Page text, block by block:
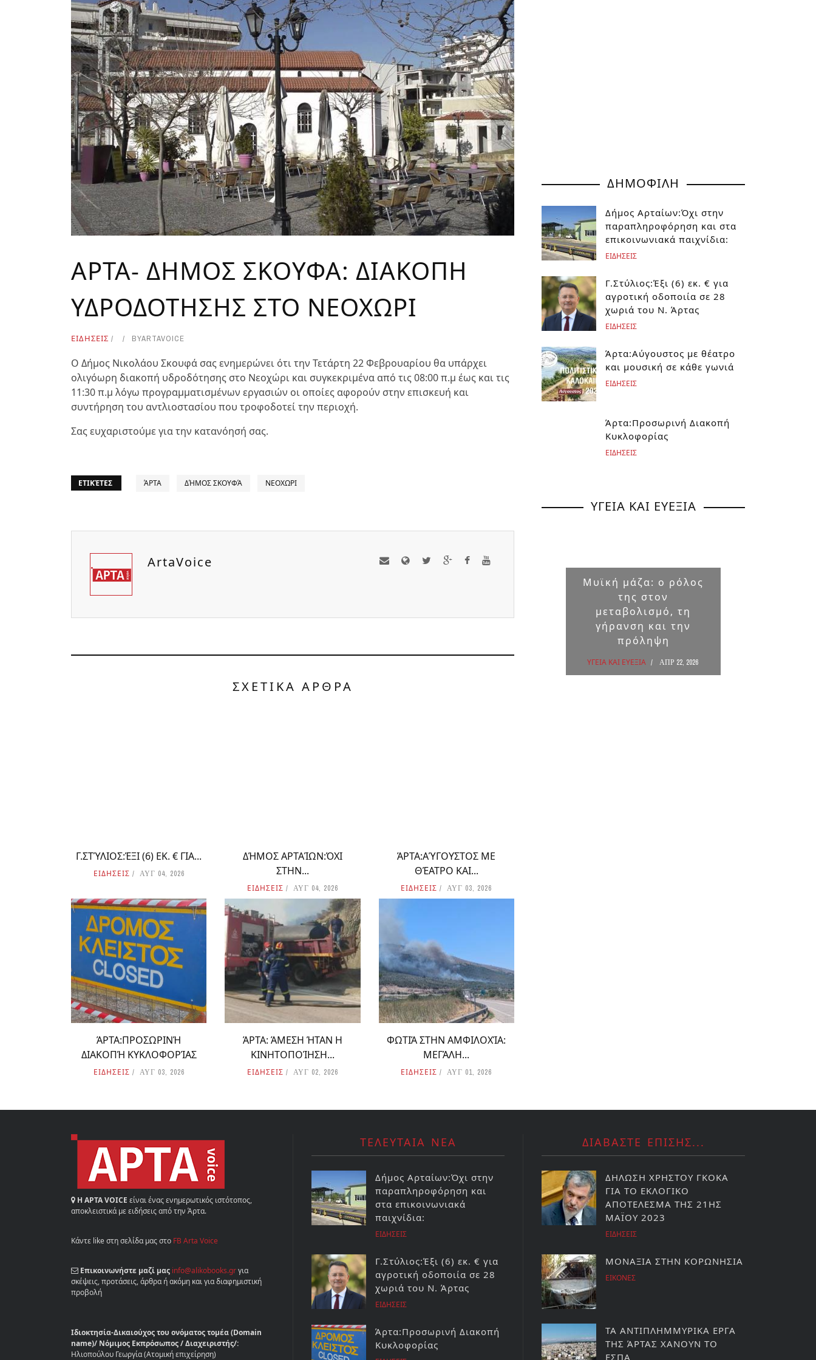
ΑΡΤΑ- ΔΗΜΟΣ ΣΚΟΥΦΑ: ΔΙΑΚΟΠΗ
ΥΔΡΟΔΟΤΗΣΗΣ ΣΤΟ ΝΕΟΧΩΡΙ
ΕΙΔΗΣΕΙΣ BYARTAVOICE
Ο Δήμος Νικολάου Σκουφά σας ενημερώνει ότι την Τετάρτη 22 Φεβρουαρίου θα υπάρχει
ολιγόωρη διακοπή υδροδότησης στο Νεοχώρι και συγκεκριμένα από τις 08:00 π.μ έως και τις
11:30 π.μ λόγω προγραμματισμένων εργασιών οι οποίες αφορούν στην επισκευή και
συντήρηση του αντλιοστασίου που τροφοδοτεί την περιοχή.
Σας ευχαριστούμε για την κατανόησή σας.
ΕΤΙΚΈΤΕΣ ΆΡΤΑ ΔΉΜΟΣ ΣΚΟΥΦΆ ΝΕΟΧΩΡΙ
ArtaVoice
ΣΧΕΤΙΚΑ ΑΡΘΡΑ
Γ.ΣΤΎΛΙΟΣ:ΈΞΙ (6) ΕΚ. € ΓΙΑ...
ΕΙΔΗΣΕΙΣ ΑΥΓ 04, 2026
ΔΉΜΟΣ ΑΡΤΑΊΩΝ:ΌΧΙ
ΣΤΗΝ...
ΕΙΔΗΣΕΙΣ ΑΥΓ 04, 2026
ΆΡΤΑ:ΑΎΓΟΥΣΤΟΣ ΜΕ
ΘΈΑΤΡΟ ΚΑΙ...
ΕΙΔΗΣΕΙΣ ΑΥΓ 03, 2026
ΆΡΤΑ:ΠΡΟΣΩΡΙΝΉ
ΔΙΑΚΟΠΉ ΚΥΚΛΟΦΟΡΊΑΣ
ΕΙΔΗΣΕΙΣ ΑΥΓ 03, 2026
ΆΡΤΑ: ΆΜΕΣΗ ΉΤΑΝ Η
ΚΙΝΗΤΟΠΟΊΗΣΗ...
ΕΙΔΗΣΕΙΣ ΑΥΓ 02, 2026
ΦΩΤΙΆ ΣΤΗΝ ΑΜΦΙΛΟΧΊΑ:
ΜΕΓΆΛΗ...
ΕΙΔΗΣΕΙΣ ΑΥΓ 01, 2026
ΔΗΜΟΦΙΛΗ
Δήμος Αρταίων:Όχι στην
παραπληροφόρηση και στα
επικοινωνιακά παιχνίδια:
ΕΙΔΗΣΕΙΣ
Γ.Στύλιος:Έξι (6) εκ. € για
αγροτική οδοποιία σε 28
χωριά του Ν. Άρτας
ΕΙΔΗΣΕΙΣ
Άρτα:Αύγουστος με θέατρο
και μουσική σε κάθε γωνιά
ΕΙΔΗΣΕΙΣ
Άρτα:Προσωρινή Διακοπή
Κυκλοφορίας
ΕΙΔΗΣΕΙΣ
ΥΓΕΙΑ ΚΑΙ ΕΥΕΞΙΑ
Μυϊκή μάζα: ο ρόλος
της στον
μεταβολισμό, τη
γήρανση και την
πρόληψη
ΥΓΕΙΑ ΚΑΙ ΕΥΕΞΙΑ ΑΠΡ 22, 2026
Η ΑΡΤΑ VOICE είναι ένας ενημερωτικός ιστότοπος,
αποκλειστικά με ειδήσεις από την Άρτα.
Κάντε like στη σελίδα μας στο FB Arta Voice
Επικοινωνήστε μαζί μας info@alikobooks.grγια
σκέψεις, προτάσεις, άρθρα ή ακόμη και για διαφημιστική
προβολή
Ιδιοκτησία-Δικαιούχος του ονόματος τομέα (Domain
name)/ Νόμιμος Εκπρόσωπος / Διαχειριστής/:
Ηλιοπούλου Γεωργία (Ατομική επιχείρηση)
ΤΕΛΕΥΤΑΙΑ ΝΕΑ
Δήμος Αρταίων:Όχι στην
παραπληροφόρηση και
στα επικοινωνιακά
παιχνίδια:
ΕΙΔΗΣΕΙΣ
Γ.Στύλιος:Έξι (6) εκ. € για
αγροτική οδοποιία σε 28
χωριά του Ν. Άρτας
ΕΙΔΗΣΕΙΣ
Άρτα:Προσωρινή Διακοπή
Κυκλοφορίας
ΔΙΑΒΑΣΤΕ ΕΠΙΣΗΣ...
ΔΗΛΩΣΗ ΧΡΗΣΤΟΥ ΓΚΟΚΑ
ΓΙΑ ΤΟ ΕΚΛΟΓΙΚΟ
ΑΠΟΤΕΛΕΣΜΑ ΤΗΣ 21ΗΣ
ΜΑΪΟΥ 2023
ΕΙΔΗΣΕΙΣ
ΜΟΝΑΞΙΑ ΣΤΗΝ ΚΟΡΩΝΗΣΙΑ
ΕΙΚΟΝΕΣ
ΤΑ ΑΝΤΙΠΛΗΜΜΥΡΙΚΑ ΕΡΓΑ
ΤΗΣ ΆΡΤΑΣ ΧΑΝΟΥΝ ΤΟ
ΕΣΠΑ